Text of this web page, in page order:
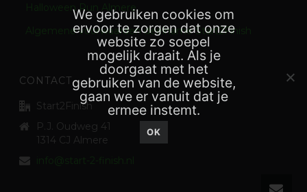
Halloween Run Almere
Algemene voorwaarden deelname Start2Finish
CONTACT
Start2Finish
P.J. Oudweg 41
1314 CJ Almere
info@start-2-finish.nl
We gebruiken cookies om
ervoor te zorgen dat onze
website zo soepel
mogelijk draait. Als je
doorgaat met het
gebruiken van de website,
gaan we er vanuit dat je
ermee instemt.
OK